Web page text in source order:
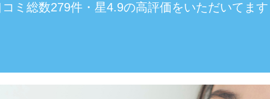
ミ総数279件・星4.9の高評価をいただいてま